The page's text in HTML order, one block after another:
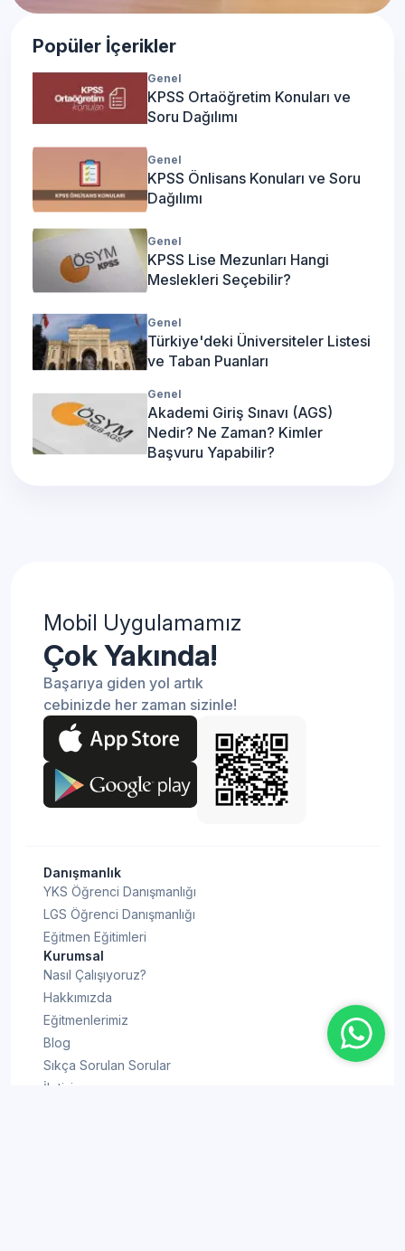
Popüler İçerikler
Genel
KPSS Ortaöğretim Konuları ve
Soru Dağılımı
Genel
KPSS Önlisans Konuları ve Soru
Dağılımı
Genel
KPSS Lise Mezunları Hangi
Meslekleri Seçebilir?
Genel
Türkiye'deki Üniversiteler Listesi
ve Taban Puanları
Genel
Akademi Giriş Sınavı (AGS)
Nedir? Ne Zaman? Kimler
Başvuru Yapabilir?
Mobil Uygulamamız
Çok Yakında!
Başarıya giden yol artık
cebinizde her zaman sizinle!
Danışmanlık
YKS Öğrenci Danışmanlığı
LGS Öğrenci Danışmanlığı
Eğitmen Eğitimleri
Kurumsal
Nasıl Çalışıyoruz?
Hakkımızda
Eğitmenlerimiz
Blog
Sıkça Sorulan Sorular
İletişim